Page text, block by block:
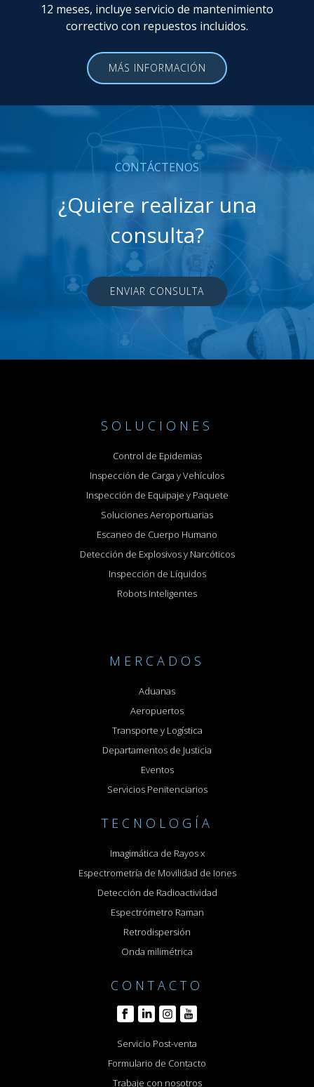
12 meses, incluye servicio de mantenimiento
correctivo con repuestos incluidos.
MÁS INFORMACIÓN
CONTÁCTENOS
¿Quiere realizar una
consulta?
ENVIAR CONSULTA
SOLUCIONES
Control de Epidemias
Inspección de Carga y Vehículos
Inspección de Equipaje y Paquete
Soluciones Aeroportuarias
Escaneo de Cuerpo Humano
Detección de Explosivos y Narcóticos
Inspección de Líquidos
Robots Inteligentes
MERCADOS
Aduanas
Aeropuertos
Transporte y Logística
Departamentos de Justicia
Eventos
Servicios Penitenciarios
TECNOLOGÍA
Imagimática de Rayos x
Espectrometría de Movilidad de Iones
Detección de Radioactividad
Espectrómetro Raman
Retrodispersión
Onda milimétrica
CONTACTO
Servicio Post-venta
Formulario de Contacto
Trabaje con nosotros